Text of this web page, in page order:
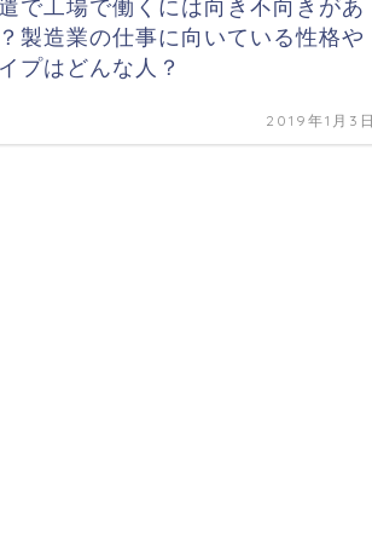
で工場で働くには向き不向きがあ
製造業の仕事に向いている性格や
プはどんな人？
2019年1月3